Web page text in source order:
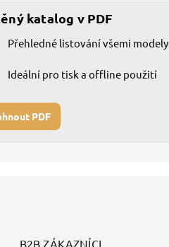
katalog v PDF
Přehledné listování všemi modely
Ideální pro tisk a offline použití
PDF
B2B ZÁKAZNÍCI